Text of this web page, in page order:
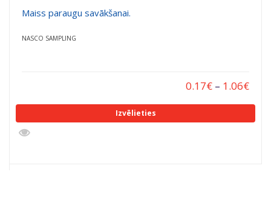
Maiss paraugu savākšanai.
NASCO SAMPLING
0.17€ – 1.06€
Izvēlieties